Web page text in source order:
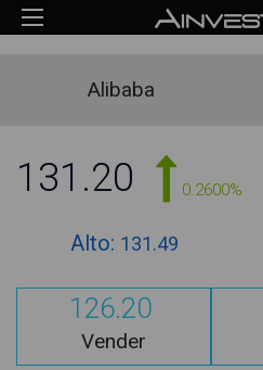
Alibaba
131.20 0.2600%
Alto: 131.49
126.20
Vender